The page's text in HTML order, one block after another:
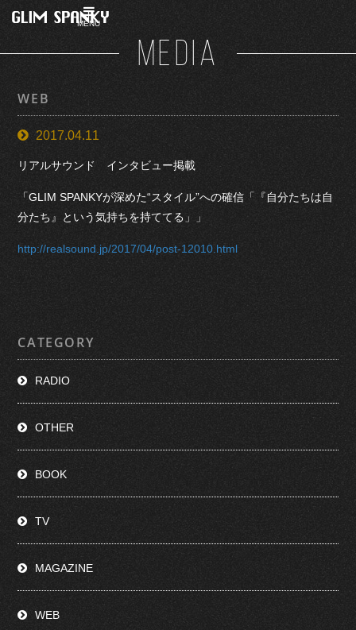
MENU
MEDIA
WEB
2017.04.11
リアルサウンド インタビュー掲載
「GLIM SPANKYが深めた“スタイル”への確信「『自分たちは自
分たち』という気持ちを持ててる」」
http://realsound.jp/2017/04/post-12010.html
CATEGORY
RADIO
OTHER
BOOK
TV
MAGAZINE
WEB